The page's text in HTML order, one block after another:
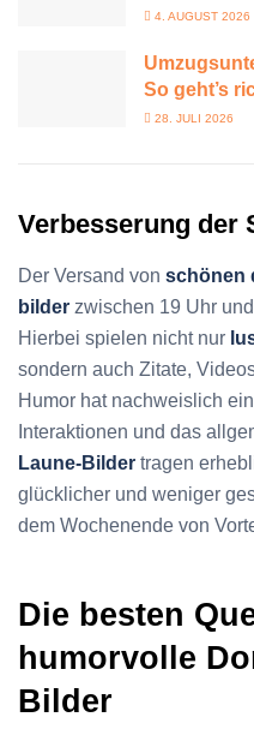
4. AUGUST 2026
So geht’s
28. JULI 2026
Verbesserung der
Der Versand von schönen
bilder zwischen 19 Uhr
Hierbei spielen nicht nur
sondern auch Zitate,
Humor hat nachweislich
Interaktionen und das
Laune-Bilder tragen
glücklicher und weniger
dem Wochenende von
Die besten
humorvolle
Bilder